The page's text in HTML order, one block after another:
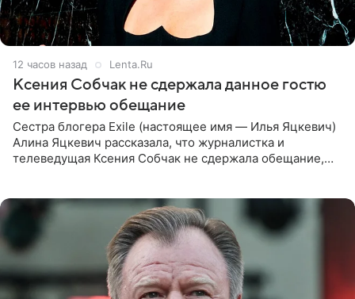
12 часов назад Lenta.Ru
Ксения Собчак не сдержала данное гостю
ее интервью обещание
Сестра блогера Exile (настоящее имя — Илья Яцкевич)
Алина Яцкевич рассказала, что журналистка и
телеведущая Ксения Собчак не сдержала обещание,